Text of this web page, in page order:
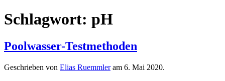
Schlagwort: pH
Poolwasser-Testmethoden
Geschrieben von Elias Ruemmleram 6. Mai 2020.